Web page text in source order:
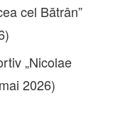
cel Bătrân”
„Nicolae
2026)